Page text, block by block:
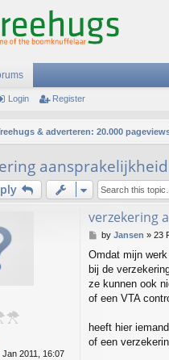
Login Register
& adverteren: 20.000
aansprakelijkheid
Jan 2011, 16:07
verzekering
P
s
t
by Jansen » 23
Omdat mijn
bij de
ze kunnen ook
of een VTA
heeft hier
of een